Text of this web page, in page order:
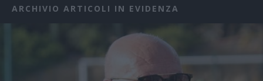
ARCHIVIO ARTICOLI IN EVIDENZA